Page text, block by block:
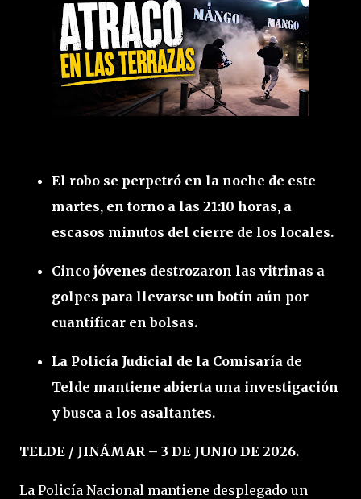
El robo se perpetró en la noche de este
martes, en torno a las 21:10 horas, a
escasos minutos del cierre de los locales.
Cinco jóvenes destrozaron las vitrinas a
golpes para llevarse un botín aún por
cuantificar en bolsas.
La Policía Judicial de la Comisaría de
Telde mantiene abierta una investigación
y busca a los asaltantes.
TELDE / JINÁMAR – 3 DE JUNIO DE 2026.
La Policía Nacional mantiene desplegado un